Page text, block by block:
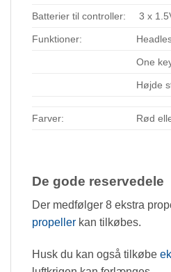
Batterier til controller: 3 x
Funktioner:
One
Højde
Farver: Rød
De gode reservedele
Der medfølger 8 ekstra
propeller kan tilkøbes.
Husk du kan også tilkøbe